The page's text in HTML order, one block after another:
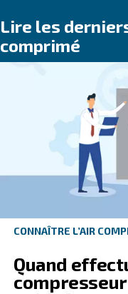
différents types de
pistons, à vis et les
sélectionner le
améliorez vos
obtenir une plus
d’air comprimé.
Lire les
comprimé